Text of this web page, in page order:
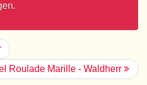
Roulade Marille - Waldherr